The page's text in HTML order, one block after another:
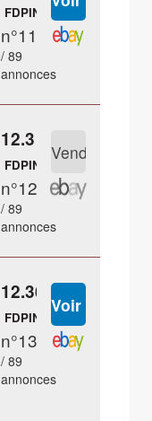
FDPIN
n°11
/ 89
annonces
12.3 €
FDPIN
n°12
/ 89
annonces
12.36 €
FDPIN
n°13
/ 89
annonces